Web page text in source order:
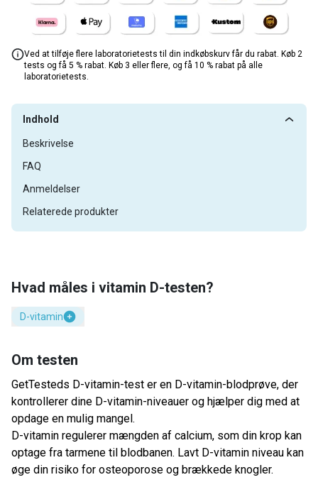
Ved at tilføje flere laboratorietests til din indkøbskurv får du rabat. Køb 2
tests og få 5 % rabat. Køb 3 eller flere, og få 10 % rabat på alle
laboratorietests.
Hvad måles i vitamin D-testen?
D-vitamin
Om testen
GetTesteds D-vitamin-test er en D-vitamin-blodprøve, der
kontrollerer dine D-vitamin-niveauer og hjælper dig med at
opdage en mulig mangel.
D-vitamin regulerer mængden af ​​calcium, som din krop kan
optage fra tarmene til blodbanen. Lavt D-vitamin niveau kan
øge din risiko for osteoporose og brækkede knogler.
Indhold
Beskrivelse
FAQ
Anmeldelser
Relaterede produkter